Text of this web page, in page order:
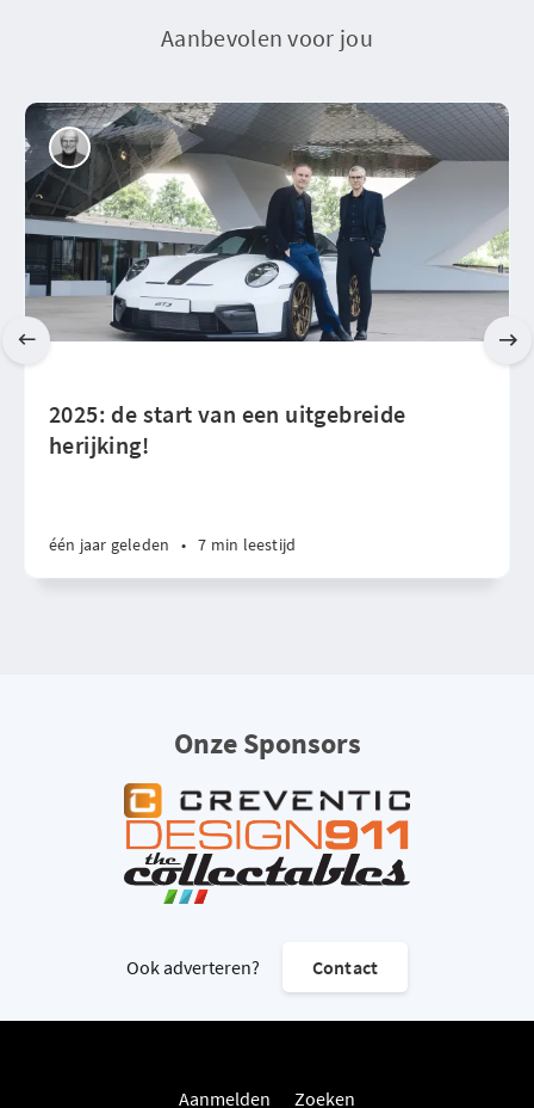
Aanbevolen voor jou
2025: de start van een uitgebreide
herijking!
één jaar geleden • 7 min leestijd
Onze Sponsors
Ook adverteren? Contact
Aanmelden Zoeken